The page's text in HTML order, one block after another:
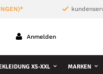
Anmelden
XS-XXL MARKEN